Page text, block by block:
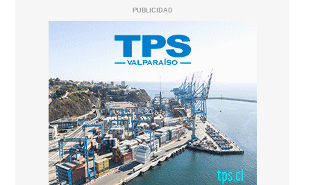
PUBLICIDAD